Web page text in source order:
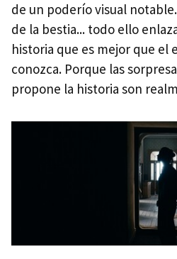
de un poderío visual
de la bestia... todo ello
historia que es mejor que el
conozca. Porque las
propone la historia son